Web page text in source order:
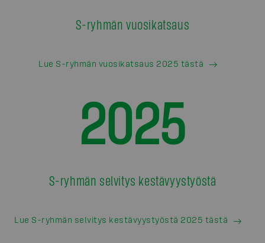
S-ryhmän vuosikatsaus
Lue S-ryhmän vuosikatsaus 2025 tästä
2025
S-ryhmän selvitys kestävyystyöstä
Lue S-ryhmän selvitys kestävyystyöstä 2025 tästä